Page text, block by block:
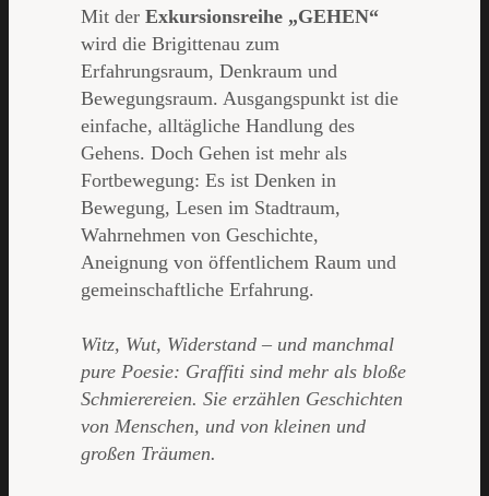
Mit der Exkursionsreihe „GEHEN“
wird die Brigittenau zum
Erfahrungsraum, Denkraum und
Bewegungsraum. Ausgangspunkt ist die
einfache, alltägliche Handlung des
Gehens. Doch Gehen ist mehr als
Fortbewegung: Es ist Denken in
Bewegung, Lesen im Stadtraum,
Wahrnehmen von Geschichte,
Aneignung von öffentlichem Raum und
gemeinschaftliche Erfahrung.
Witz, Wut, Widerstand – und manchmal
pure Poesie: Graffiti sind mehr als bloße
Schmierereien. Sie erzählen Geschichten
von Menschen, und von kleinen und
großen Träumen.